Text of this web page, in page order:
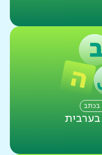
בכתב
בערבית